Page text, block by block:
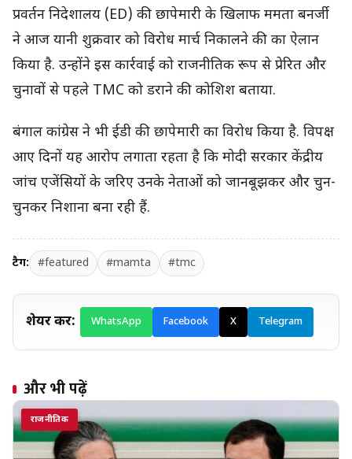
प्रवर्तन निदेशालय (ED) की छापेमारी के खिलाफ ममता बनर्जी
ने आज यानी शुक्रवार को विरोध मार्च निकालने की का ऐलान
किया है. उन्होंने इस कार्रवाई को राजनीतिक रूप से प्रेरित और
चुनावों से पहले TMC को डराने की कोशिश बताया.
बंगाल कांग्रेस ने भी ईडी की छापेमारी का विरोध किया है. विपक्ष
आए दिनों यह आरोप लगाता रहता है कि मोदी सरकार केंद्रीय
जांच एजेंसियों के जरिए उनके नेताओं को जानबूझकर और चुन-
चुनकर निशाना बना रही हैं.
टैग: #featured #mamta #tmc
शेयर करें: WhatsApp Facebook X Telegram
और भी पढ़ें
राजनीतिक